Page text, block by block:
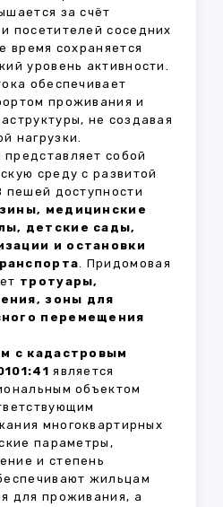
за счёт
посетителей соседних
время сохраняется
уровень активности.
обеспечивает
проживания и
не создавая
нагрузки.
собой
среду с развитой
пешей доступности
медицинские
детские сады,
и остановки
. Придомовая
тротуары,
зоны для
перемещения
с кадастровым
является
объектом
многоквартирных
параметры,
и степень
жильцам
для проживания, а